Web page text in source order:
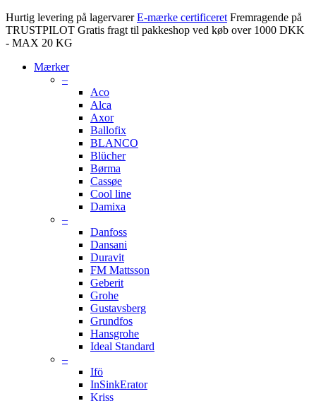
Hurtig levering på lagervarer E-mærke certificeret Fremragende på
TRUSTPILOT Gratis fragt til pakkeshop ved køb over 1000 DKK
- MAX 20 KG
Mærker
–
Aco
Alca
Axor
Ballofix
BLANCO
Blücher
Børma
Cassøe
Cool line
Damixa
–
Danfoss
Dansani
Duravit
FM Mattsson
Geberit
Grohe
Gustavsberg
Grundfos
Hansgrohe
Ideal Standard
–
Ifö
InSinkErator
Kriss